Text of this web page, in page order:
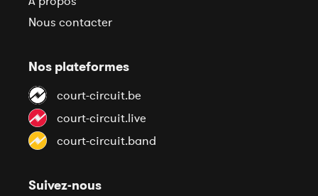
Nous contacter
Nos plateformes
court-circuit.be
court-circuit.live
court-circuit.band
Suivez-nous